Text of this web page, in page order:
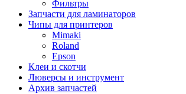
Фильтры
Запчасти для ламинаторов
Чипы для принтеров
Mimaki
Roland
Epson
Клеи и скотчи
Люверсы и инструмент
Архив запчастей